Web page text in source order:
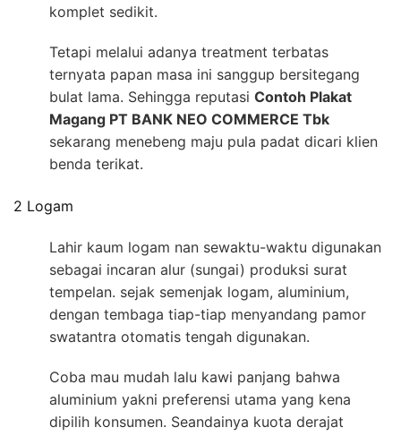
komplet sedikit.
Tetapi melalui adanya treatment terbatas
ternyata papan masa ini sanggup bersitegang
bulat lama. Sehingga reputasi Contoh Plakat
Magang PT BANK NEO COMMERCE Tbk
sekarang menebeng maju pula padat dicari klien
benda terikat.
2 Logam
Lahir kaum logam nan sewaktu-waktu digunakan
sebagai incaran alur (sungai) produksi surat
tempelan. sejak semenjak logam, aluminium,
dengan tembaga tiap-tiap menyandang pamor
swatantra otomatis tengah digunakan.
Coba mau mudah lalu kawi panjang bahwa
aluminium yakni preferensi utama yang kena
dipilih konsumen. Seandainya kuota derajat